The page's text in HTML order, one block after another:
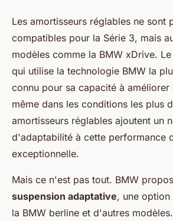
Les amortisseurs réglables ne sont
compatibles pour la Série 3, mais
modèles comme la BMW xDrive.
qui utilise la technologie BMW la
connu pour sa capacité à améliorer
même dans les conditions les plus
amortisseurs réglables ajoutent un
d'adaptabilité à cette performance
exceptionnelle.
Mais ce n'est pas tout. BMW
suspension adaptative, une
la BMW berline et d'autres